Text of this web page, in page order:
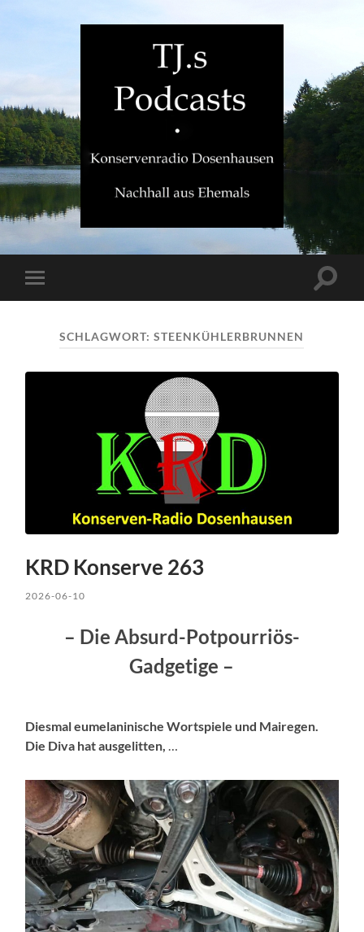
TJ.s
Mobile-
Menü
SCHLAGWORT:STEENKÜHLERBRUNNEN
KRD Konserve 263
2026-06-10
– Die Absurd-Potpourriös-
Gadgetige –
Diesmal eumelaninische Wortspiele und Mairegen.
Die Diva hat ausgelitten, …